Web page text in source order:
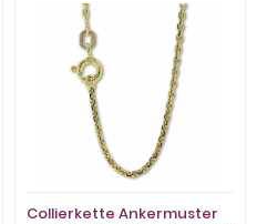
Collierkette Ankermuster